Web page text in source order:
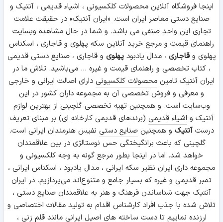
اینجا فروشگاه آنلاین محصولات کلکسیونی ، اشیاء قدیمی ، آنتیک و
صنایع دستی معاصر ایران است. «ایران آنتیک» در حقیقت علامت
تجاری این واحد صنفی می باشد. و شما در حال مشاهده وبسایت
راهنمای قیمت و مرجع خرید آنلاین سکه پهلوی و قاجاری ، اسکناس
پهلوی وقاجاری ، مدال یادبودپهلوی و قاجاری ، صنایع دستی قدیمی
، کتاب تخصصی و راهنمای قیمت و غیره ... می‌باشید. تلاش ما در
ایران آنتیک تامین محصولات کلکسیونی دارای اصالت ایرانی و خارجی
و معرفی و فروش تخصصی آن به مجموعه داران کشور در این
وب‌سایت است. و همچنین تهیه تخصصی گلچینی از بهترین لوازم
آنتیک و اشیاء قدیمی (برندهای قدیمی کارخانه ای) بر مبنای تعریف
درستآنتیک و همچنینصنایع دستی نفیس هنرمندان ایرانی است.
گلچینی که باعث برانگیختگی حس نوستالژی در بین علاقمندان
خواهد شد. اما در اینجا بطور مرجع گونه به وجه کلکسیونی و
مجموعه داری ایران نظیر سکه ایرانی ، مدال یادبود ، اسکناس ایرانی ،
تمبر قدیمی و غیره که بسیار جامع و متنوع‌اند می‌پردازیم. در ایران
آنتیک جهت شناساندن فرهنگ و هنر به علاقمندان صنایع دستی ،
تلاش شده با جذب افراد کارشناس اقدام به تولید مقالات اختصاصی و
ارزنده نماییم تا دست ساخته های اصیل ایرانی مانندقلم زنی ،